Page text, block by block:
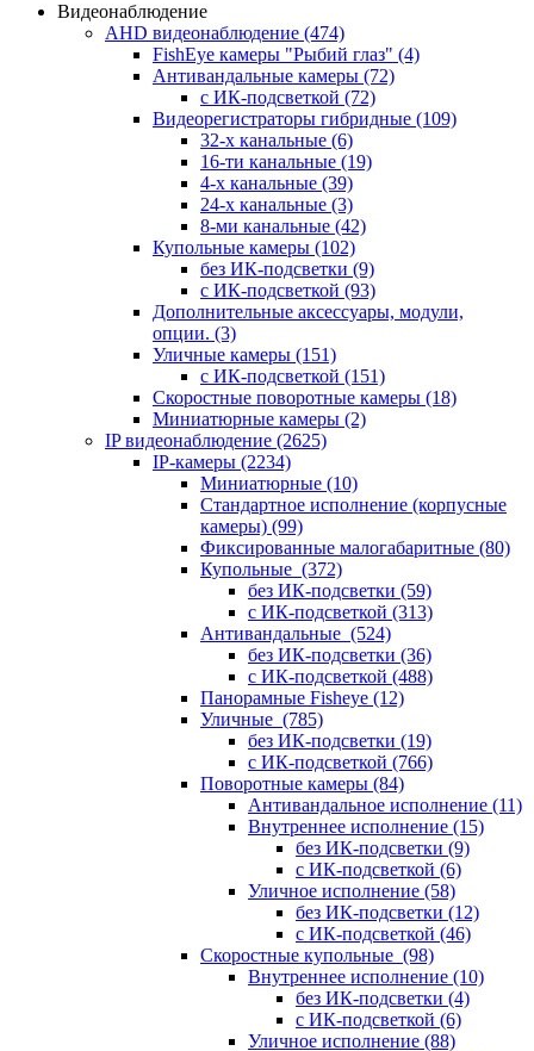
Видеонаблюдение
AHD видеонаблюдение (474)
FishEye камеры "Рыбий глаз" (4)
Антивандальные камеры (72)
с ИК-подсветкой (72)
Видеорегистраторы гибридные (109)
32-х канальные (6)
16-ти канальные (19)
4-х канальные (39)
24-х канальные (3)
8-ми канальные (42)
Купольные камеры (102)
без ИК-подсветки (9)
с ИК-подсветкой (93)
Дополнительные аксессуары, модули,
опции. (3)
Уличные камеры (151)
с ИК-подсветкой (151)
Скоростные поворотные камеры (18)
Миниатюрные камеры (2)
IP видеонаблюдение (2625)
IP-камеры (2234)
Миниатюрные (10)
Стандартное исполнение (корпусные
камеры) (99)
Фиксированные малогабаритные (80)
Купольные (372)
без ИК-подсветки (59)
с ИК-подсветкой (313)
Антивандальные (524)
без ИК-подсветки (36)
с ИК-подсветкой (488)
Панорамные Fisheye (12)
Уличные (785)
без ИК-подсветки (19)
с ИК-подсветкой (766)
Поворотные камеры (84)
Антивандальное исполнение (11)
Внутреннее исполнение (15)
без ИК-подсветки (9)
с ИК-подсветкой (6)
Уличное исполнение (58)
без ИК-подсветки (12)
с ИК-подсветкой (46)
Скоростные купольные (98)
Внутреннее исполнение (10)
без ИК-подсветки (4)
с ИК-подсветкой (6)
Уличное исполнение (88)